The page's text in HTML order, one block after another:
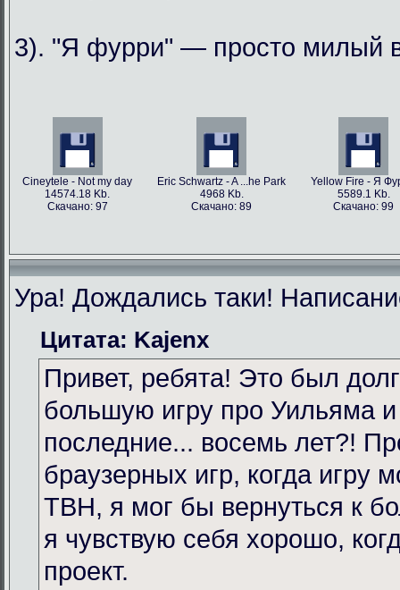
3). "Я фурри" — просто милый
Cineytele - Not my day
14574.18 Kb.
Скачано: 97
Eric Schwartz - A ...he Park
4968 Kb.
Скачано: 89
Yellow Fire - Я
5589.1 Kb.
Скачано: 99
Ура! Дождались таки!
Цитата: Kajenx
Привет, ребята! Это был
большую игру про Уильяма
последние... восемь лет?!
браузерных игр, когда игру
TBH, я мог бы вернуться к
я чувствую себя хорошо,
проект.